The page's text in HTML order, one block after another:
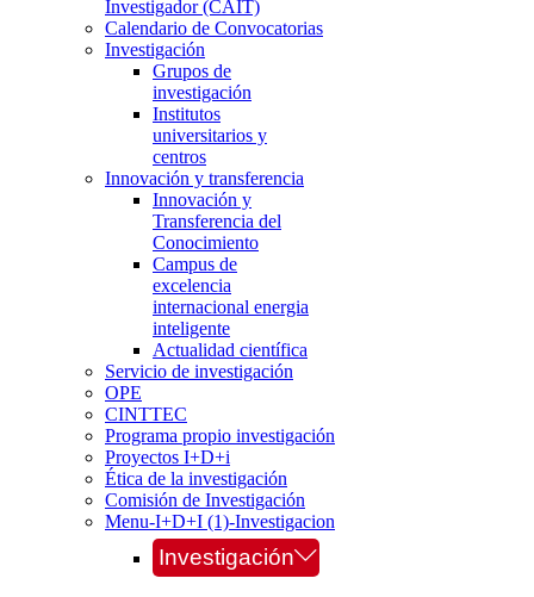
Investigador (CAIT)
Calendario de Convocatorias
Investigación
Grupos de
investigación
Institutos
universitarios y
centros
Innovación y transferencia
Innovación y
Transferencia del
Conocimiento
Campus de
excelencia
internacional energia
inteligente
Actualidad científica
Servicio de investigación
OPE
CINTTEC
Programa propio investigación
Proyectos I+D+i
Ética de la investigación
Comisión de Investigación
Menu-I+D+I (1)-Investigacion
Investigación